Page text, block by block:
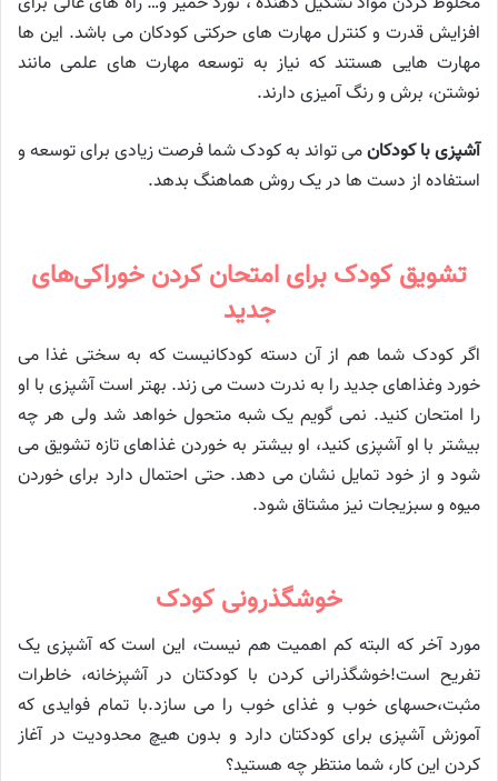
افزایش قدرت و کنترل مهارت های حرکتی کودکان می باشد. این ها
مهارت هایی هستند که نیاز به توسعه مهارت های علمی مانند
نوشتن، برش و رنگ آمیزی دارند.
آشپزی با کودکانمی تواند به کودک شما فرصت زیادی برای توسعه و
استفاده از دست ها در یک روش هماهنگ بدهد.
تشویق کودک برای امتحان کردن خوراکی‌های
جدید
اگر کودک شما هم از آن دسته کودکانیست که به سختی غذا می
خورد وغذاهای جدید را به ندرت دست می زند. بهتر است آشپزی با او
را امتحان کنید. نمی گویم یک شبه متحول خواهد شد ولی هر چه
بیشتر با او آشپزی کنید، او بیشتر به خوردن غذاهای تازه تشویق می
شود و از خود تمایل نشان می دهد. حتی احتمال دارد برای خوردن
میوه و سبزیجات نیز مشتاق شود.
خوشگذرونی کودک
مورد آخر که البته کم اهمیت هم نیست، این است که آشپزی یک
تفریح است!خوشگذرانی کردن با کودکتان در آشپزخانه، خاطرات
مثبت،حسهای خوب و غذای خوب را می سازد.با تمام فوایدی که
آموزش آشپزی برای کودکتان دارد و بدون هیچ محدودیت در آغاز
کردن این کار، شما منتظر چه هستید؟